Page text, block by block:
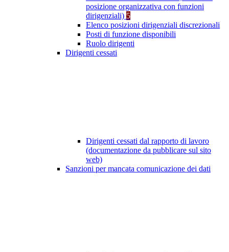
posizione organizzativa con funzioni
dirigenziali) 5
Elenco posizioni dirigenziali discrezionali
Posti di funzione disponibili
Ruolo dirigenti
Dirigenti cessati
Dirigenti cessati dal rapporto di lavoro
(documentazione da pubblicare sul sito
web)
Sanzioni per mancata comunicazione dei dati